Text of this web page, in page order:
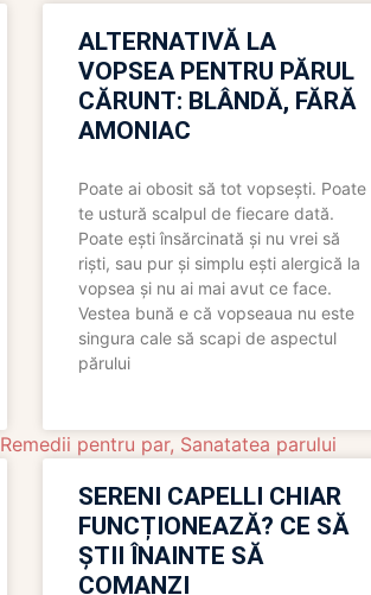
ALTERNATIVĂ LA
VOPSEA PENTRU PĂRUL
CĂRUNT: BLÂNDĂ, FĂRĂ
AMONIAC
Poate ai obosit să tot vopsești. Poate
te ustură scalpul de fiecare dată.
Poate ești însărcinată și nu vrei să
riști, sau pur și simplu ești alergică la
vopsea și nu ai mai avut ce face.
Vestea bună e că vopseaua nu este
singura cale să scapi de aspectul
părului
Remedii pentru par, Sanatatea parului
SERENI CAPELLI CHIAR
FUNCȚIONEAZĂ? CE SĂ
ȘTII ÎNAINTE SĂ
COMANZI